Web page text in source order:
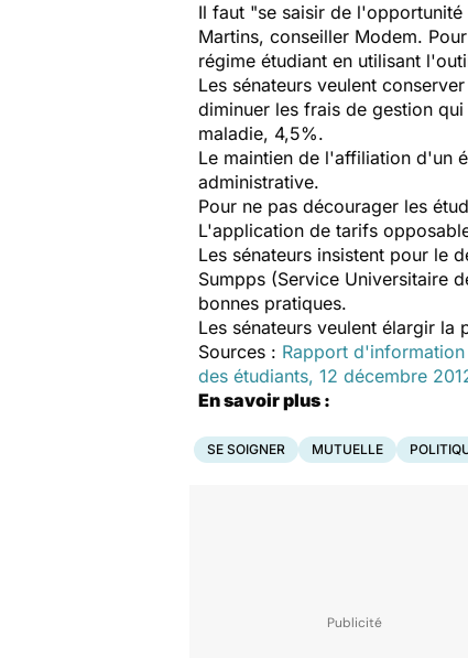
Il faut "se saisir de
Martins, conseiller Modem.
régime étudiant en utilisant
Les sénateurs veulent
diminuer les frais de gestion
maladie, 4,5%.
Le maintien de l'affiliation d'un
administrative.
Pour ne pas décourager les
L'application de tarifs
Les sénateurs insistent pour le
Sumpps (Service Universitaire
bonnes pratiques.
Les sénateurs veulent élargir la
Sources : Rapport
des étudiants, 12 décembre
En savoir plus :
SE SOIGNER MUTUELLE